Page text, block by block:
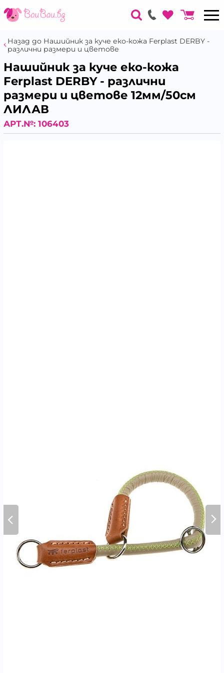
Назад до Нашийник за куче еко-кожа Ferplast DERBY -
различни размери и цветове
Нашийник за куче еко-кожа
Ferplast DERBY - различни
размери и цветове 12мм/50см
ЛИЛАВ
АРТ.№: 106403